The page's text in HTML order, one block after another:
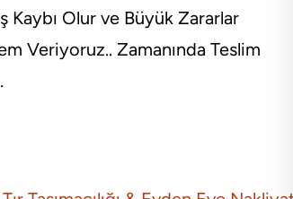
Kaybı Olur ve Büyük Zararlar
Veriyoruz.. Zamanında Teslim